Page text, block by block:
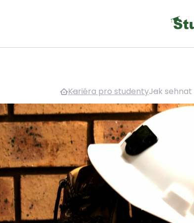
Kariéra pro studentyJak